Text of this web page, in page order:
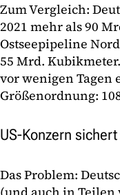
Zum Vergleich:
2021 mehr als 90
Ostseepipeline
55 Mrd.
vor wenigen
Größenordnung:
US-Konzern sichert
Das Problem: